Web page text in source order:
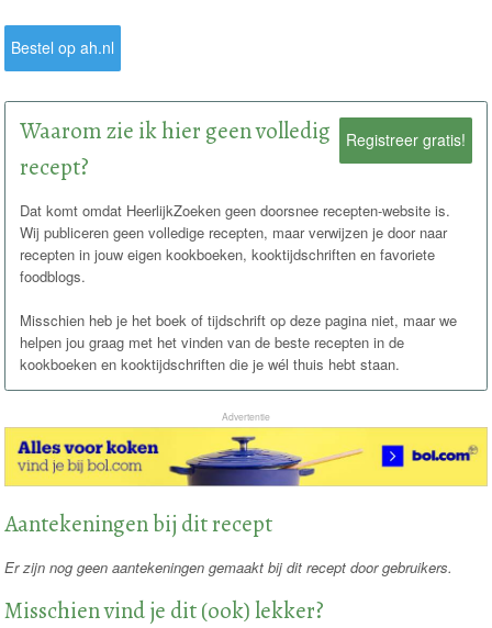
Bestel op ah.nl
Registreer gratis!
Waarom zie ik hier geen volledig
recept?
Dat komt omdat HeerlijkZoeken geen doorsnee recepten-website is.
Wij publiceren geen volledige recepten, maar verwijzen je door naar
recepten in jouw eigen kookboeken, kooktijdschriften en favoriete
foodblogs.
Misschien heb je het boek of tijdschrift op deze pagina niet, maar we
helpen jou graag met het vinden van de beste recepten in de
kookboeken en kooktijdschriften die je wél thuis hebt staan.
Advertentie
Aantekeningen bij dit recept
Er zijn nog geen aantekeningen gemaakt bij dit recept door gebruikers.
Misschien vind je dit (ook) lekker?